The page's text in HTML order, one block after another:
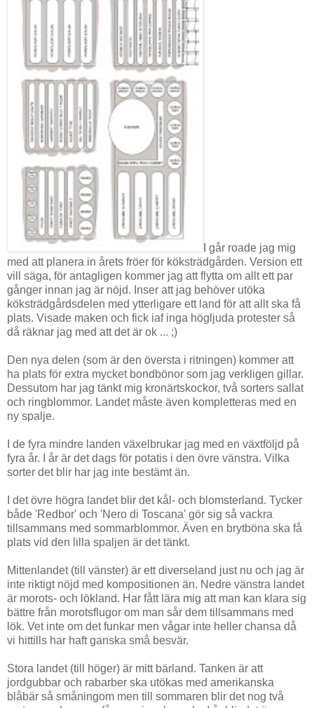
I går roade jag mig
med att planera in årets fröer för köksträdgården. Version ett
vill säga, för antagligen kommer jag att flytta om allt ett par
gånger innan jag är nöjd. Inser att jag behöver utöka
köksträdgårdsdelen med ytterligare ett land för att allt ska få
plats. Visade maken och fick iaf inga högljuda protester så
då räknar jag med att det är ok ... ;)
Den nya delen (som är den översta i ritningen) kommer att
ha plats för extra mycket bondbönor som jag verkligen gillar.
Dessutom har jag tänkt mig kronärtskockor, två sorters sallat
och ringblommor. Landet måste även kompletteras med en
ny spalje.
I de fyra mindre landen växelbrukar jag med en växtföljd på
fyra år. I år är det dags för potatis i den övre vänstra. Vilka
sorter det blir har jag inte bestämt än.
I det övre högra landet blir det kål- och blomsterland. Tycker
både 'Redbor' och 'Nero di Toscana' gör sig så vackra
tillsammans med sommarblommor. Även en brytböna ska få
plats vid den lilla spaljen är det tänkt.
Mittenlandet (till vänster) är ett diverseland just nu och jag är
inte riktigt nöjd med kompositionen än. Nedre vänstra landet
är morots- och lökland. Har fått lära mig att man kan klara sig
bättre från morotsflugor om man sår dem tillsammans med
lök. Vet inte om det funkar men vågar inte heller chansa då
vi hittills har haft ganska små besvär.
Stora landet (till höger) är mitt bärland. Tanken är att
jordgubbar och rabarber ska utökas med amerikanska
blåbär så småningom men till sommaren blir det nog två